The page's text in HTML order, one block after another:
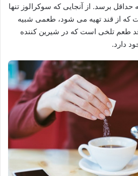
حداقل برسد. از آنجایی که سوکرالوز تنها
که از قند تهیه می‌ شود، طعمی شبیه
طعم تلخی است که در شیرین کننده
دارد.